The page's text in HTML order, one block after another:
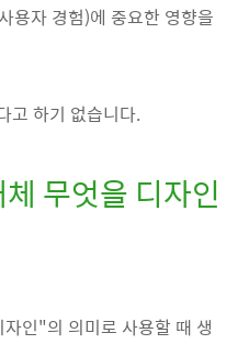
용자 경험)에 중요한 영향을
고 하기 없습니다.
무엇을 디자인
인"의 의미로 사용할 때 생